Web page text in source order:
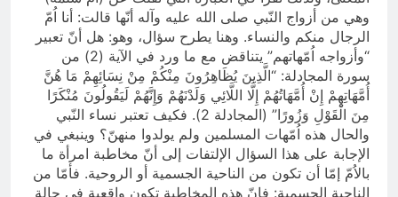
وهي من أزواج النّبي صلى الله عليه وآله أنّها قالت: أنا اُمّ
الرجال منكم والنساء. وهنا يطرح سؤال، وهو: هل أنّ تعبير
“وأزواجه اُمّهاتهم” يتناقض مع ما ورد في الآية (2) من
سورة المجادلة: “الَّذِينَ يُظَاهِرُونَ مِنْكُمْ مِنْ نِسَائِهِمْ مَا هُنَّ
أُمَّهَاتِهِمْ إِنْ أُمَّهَاتُهُمْ إِلَّا اللَّائِي وَلَدْنَهُمْ وَإِنَّهُمْ لَيَقُولُونَ مُنْكَرًا
مِنَ الْقَوْلِ وَزُورًا” (المجادلة 2). فكيف تعتبر نساء النّبي
والحال هذه اُمّهات المسلمين ولم يولدوا منهنّ؟ وينبغي في
الإجابة على هذا السؤال الإلتفات إلى أنّ مخاطبة امرأة ما
بالاُمّ إمّا أن تكون من الناحية الجسمية أو الروحية. فأمّا من
الناحية الجسمية: فإنّ هذه المخاطبة تكون واقعية في حالة